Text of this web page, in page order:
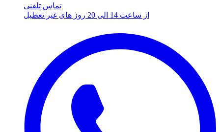
تماس تلفنی
از ساعت 14 الی 20 روز های غیر تعطیل